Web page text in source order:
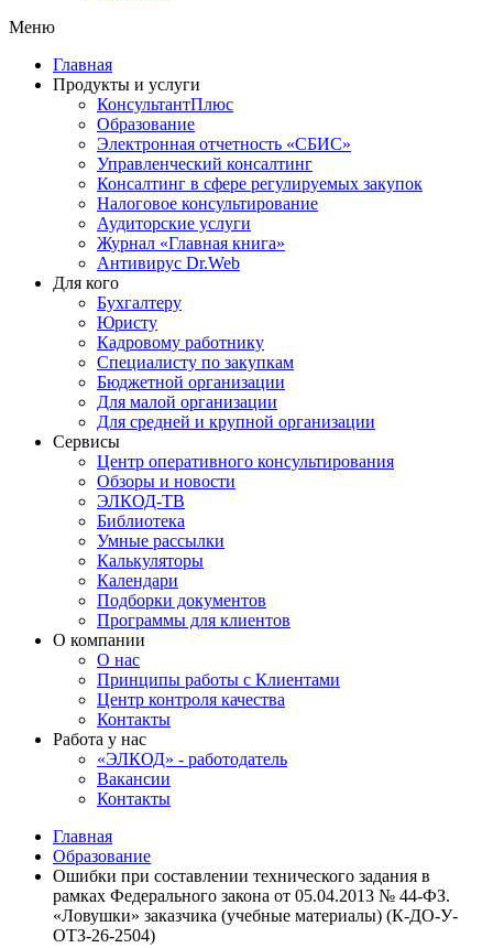
Меню
Главная
Продукты и услуги
КонсультантПлюс
Образование
Электронная отчетность «СБИС»
Управленческий консалтинг
Консалтинг в сфере регулируемых закупок
Налоговое консультирование
Аудиторские услуги
Журнал «Главная книга»
Антивирус Dr.Web
Для кого
Бухгалтеру
Юристу
Кадровому работнику
Специалисту по закупкам
Бюджетной организации
Для малой организации
Для средней и крупной организации
Сервисы
Центр оперативного консультирования
Обзоры и новости
ЭЛКОД-ТВ
Библиотека
Умные рассылки
Калькуляторы
Календари
Подборки документов
Программы для клиентов
О компании
О нас
Принципы работы с Клиентами
Центр контроля качества
Контакты
Работа у нас
«ЭЛКОД» - работодатель
Вакансии
Контакты
Главная
Образование
Ошибки при составлении технического задания в
рамках Федерального закона от 05.04.2013 № 44-ФЗ.
«Ловушки» заказчика (учебные материалы) (К-ДО-У-
ОТЗ-26-2504)